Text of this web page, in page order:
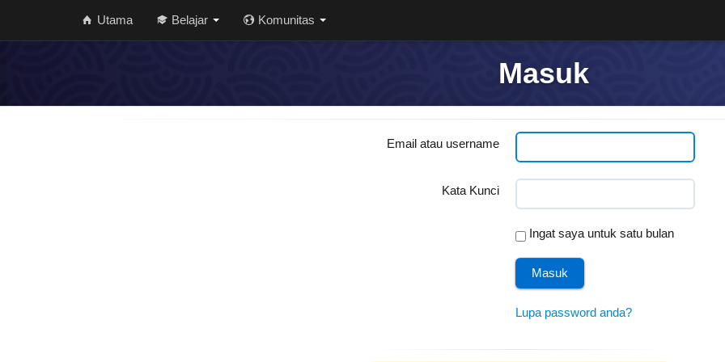
Utama Belajar Komunitas
Masuk
Email atau username
Kata Kunci
Ingat saya untuk satu bulan
Lupa password anda?